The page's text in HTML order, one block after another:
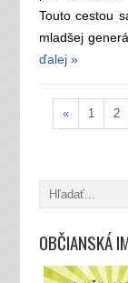
Touto cestou
mladšej
ďalej »
« 1 2
OBČIANSKÁ